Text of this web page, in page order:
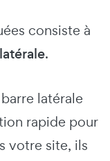
consiste à
.
latérale
rapide pour
votre site, ils